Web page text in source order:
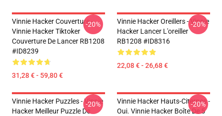
Vinnie Hacker Couverture -
Vinnie Hacker Tiktoker
Couverture De Lancer RB1208
#ID8239
31,28 € - 59,80 €
-20%
Vinnie Hacker Oreillers - Vinnie
Hacker Lancer L'oreiller
RB1208 #ID8316
22,08 € - 26,68 €
-20%
Vinnie Hacker Puzzles - Vinnie
Hacker Meilleur Puzzle De
-20%
Vinnie Hacker Hauts-Citernes -
Oui. Vinnie Hacker Boîte De 5
-20%